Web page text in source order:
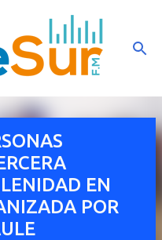
principal
EN
POR